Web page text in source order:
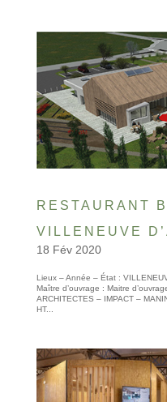
RESTAURANT
VILLENEUVE
18 Fév 2020
Lieux – Année – État :
Maître d’ouvrage : Maitre
ARCHITECTES – IMPACT –
HT...